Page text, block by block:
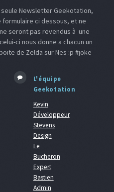
Newsletter Geekotation,
ci dessous, et ne
seront pas revendus à une
ci nous donne a chacun un
de Zelda sur Nes :p #joke
L'équipe
Geekotation
Kevin
Développeur
Stevens
Design
Le
Bucheron
Expert
Bastien
Admin